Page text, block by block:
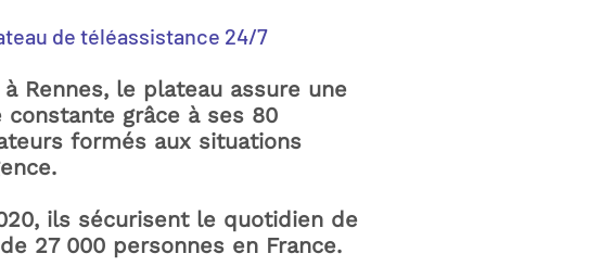
de téléassistance 24/7
à Rennes, le plateau assure une
constante grâce à ses 80
formés aux situations
ils sécurisent le quotidien de
27 000 personnes en France.